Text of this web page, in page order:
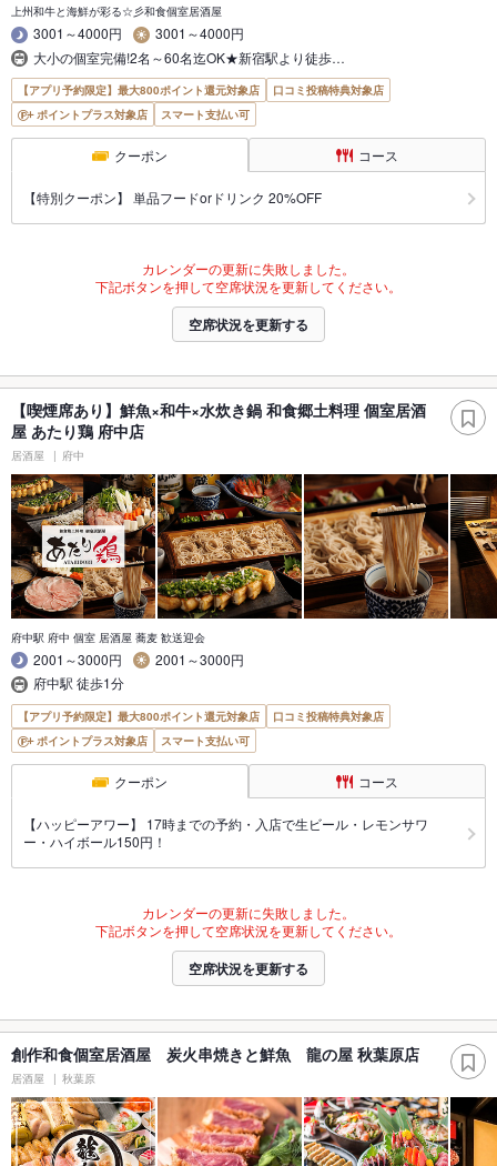
上州和牛と海鮮が彩る☆彡和食個室居酒屋
3001～4000円
3001～4000円
大小の個室完備!2名～60名迄OK★新宿駅より徒歩…
【アプリ予約限定】最大800ポイント還元対象店
口コミ投稿特典対象店
ポイントプラス対象店
スマート支払い可
クーポン コース
【特別クーポン】 単品フードorドリンク 20%OFF
カレンダーの更新に失敗しました。
下記ボタンを押して空席状況を更新してください。
空席状況を更新する
【喫煙席あり】鮮魚×和牛×水炊き鍋 和食郷土料理 個室居酒
屋 あたり鶏 府中店
居酒屋 府中
府中駅 府中 個室 居酒屋 蕎麦 歓送迎会
2001～3000円
2001～3000円
府中駅 徒歩1分
【アプリ予約限定】最大800ポイント還元対象店
口コミ投稿特典対象店
ポイントプラス対象店
スマート支払い可
クーポン コース
【ハッピーアワー】 17時までの予約・入店で生ビール・レモンサワ
ー・ハイボール150円！
カレンダーの更新に失敗しました。
下記ボタンを押して空席状況を更新してください。
空席状況を更新する
創作和食個室居酒屋 炭火串焼きと鮮魚 龍の屋 秋葉原店
居酒屋 秋葉原